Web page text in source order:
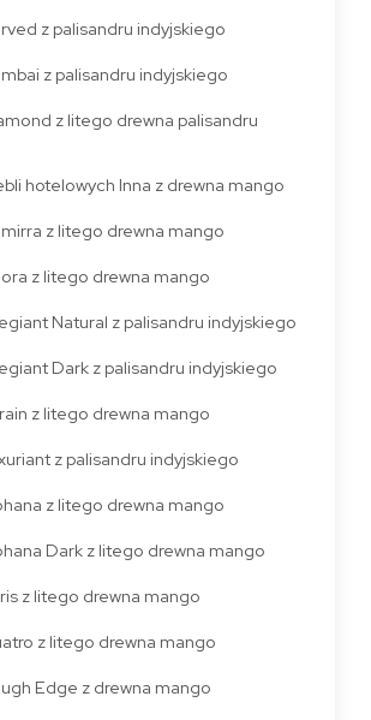
z palisandru indyjskiego
z palisandru indyjskiego
z litego drewna palisandru
hotelowych Inna z drewna mango
z litego drewna mango
z litego drewna mango
Natural z palisandru indyjskiego
Dark z palisandru indyjskiego
z litego drewna mango
z palisandru indyjskiego
z litego drewna mango
Dark z litego drewna mango
z litego drewna mango
z litego drewna mango
Edge z drewna mango